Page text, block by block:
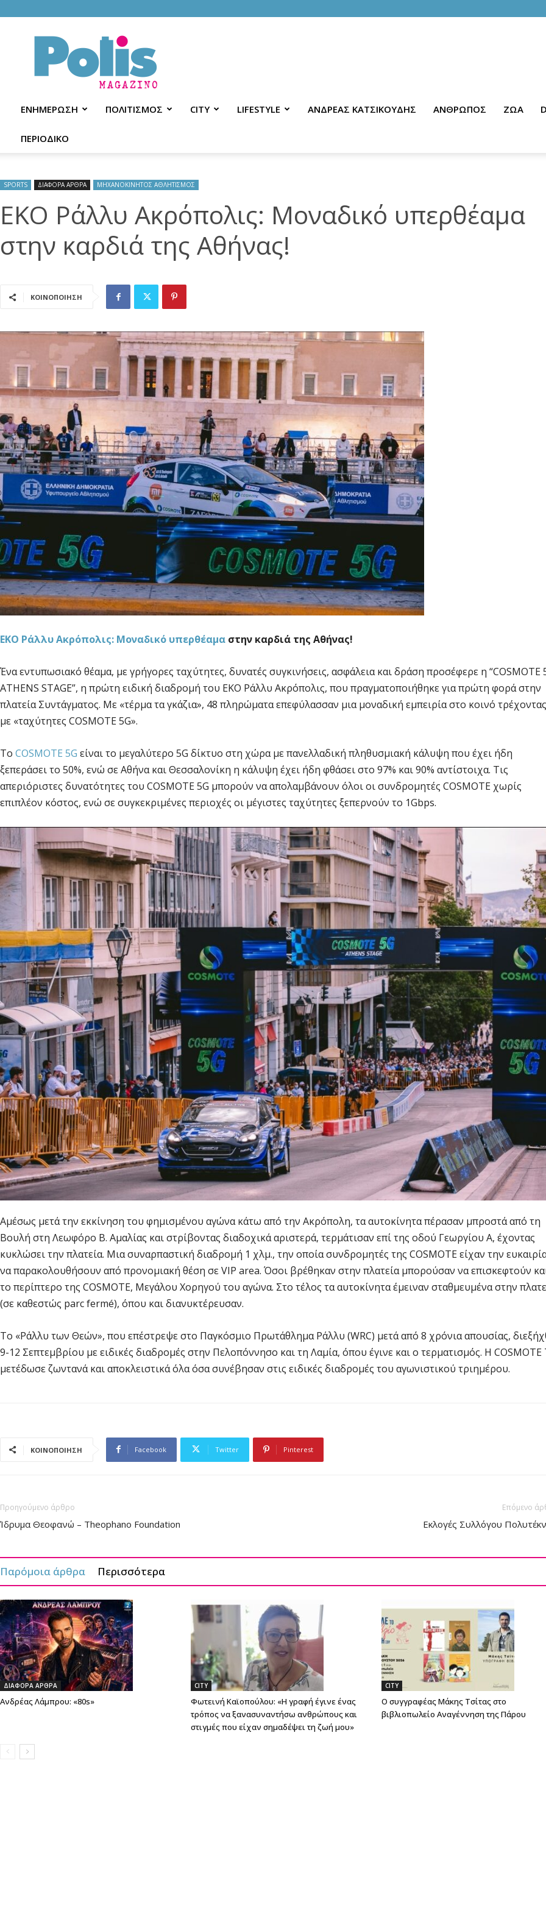
Polis
Magazino
ΕΝΗΜΕΡΩΣΗ ΠΟΛΙΤΙΣΜΟΣ CITY LIFESTYLE ΑΝΔΡΕΑΣ ΚΑΤΣΙΚΟΥΔΗΣ ΑΝΘΡΩΠΟΣ ΖΩΑ
ΠΕΡΙΟΔΙΚΟ
SPORTS ΔΙΑΦΟΡΑ ΑΡΘΡΑ ΜΗΧΑΝΟΚΙΝΗΤΟΣ ΑΘΛΗΤΙΣΜΟΣ
ΕΚΟ Ράλλυ Ακρόπολις: Μοναδικό υπερθέαμα
στην καρδιά της Αθήνας!
ΚΟΙΝΟΠΟΙΗΣΗ
ΕΚΟ Ράλλυ Ακρόπολις: Μοναδικό υπερθέαμα στην καρδιά της Αθήνας!
Ένα εντυπωσιακό θέαμα, με γρήγορες ταχύτητες, δυνατές συγκινήσεις, ασφάλεια και δράση προσέφερε η “COSMOTE
ATHENS STAGE”, η πρώτη ειδική διαδρομή του ΕΚΟ Ράλλυ Ακρόπολις, που πραγματοποιήθηκε για πρώτη φορά στην
πλατεία Συντάγματος. Με «τέρμα τα γκάζια», 48 πληρώματα επεφύλασσαν μια μοναδική εμπειρία στο κοινό τρέχοντας
με «ταχύτητες COSMOTE 5G».
Tο COSMOTE 5G είναι το μεγαλύτερο 5G δίκτυο στη χώρα με πανελλαδική πληθυσμιακή κάλυψη που έχει ήδη
ξεπεράσει το 50%, ενώ σε Αθήνα και Θεσσαλονίκη η κάλυψη έχει ήδη φθάσει στο 97% και 90% αντίστοιχα. Τις
απεριόριστες δυνατότητες του COSMOTE 5G μπορούν να απολαμβάνουν όλοι οι συνδρομητές COSMOTE χωρίς
επιπλέον κόστος, ενώ σε συγκεκριμένες περιοχές οι μέγιστες ταχύτητες ξεπερνούν το 1Gbps.
Αμέσως μετά την εκκίνηση του φημισμένου αγώνα κάτω από την Ακρόπολη, τα αυτοκίνητα πέρασαν μπροστά από τη
Βουλή στη Λεωφόρο Β. Αμαλίας και στρίβοντας διαδοχικά αριστερά, τερμάτισαν επί της οδού Γεωργίου Α, έχοντας
κυκλώσει την πλατεία. Μια συναρπαστική διαδρομή 1 χλμ., την οποία συνδρομητές της COSMOTE είχαν την
να παρακολουθήσουν από προνομιακή θέση σε VIP area. Όσοι βρέθηκαν στην πλατεία μπορούσαν να επισκεφτούν
το περίπτερο της COSMOTE, Μεγάλου Χορηγού του αγώνα. Στο τέλος τα αυτοκίνητα έμειναν σταθμευμένα στην
(σε καθεστώς parc fermé), όπου και διανυκτέρευσαν.
Το «Ράλλυ των Θεών», που επέστρεψε στο Παγκόσμιο Πρωτάθλημα Ράλλυ (WRC) μετά από 8 χρόνια απουσίας,
9-12 Σεπτεμβρίου με ειδικές διαδρομές στην Πελοπόννησο και τη Λαμία, όπου έγινε και ο τερματισμός. Η COSMOTE
μετέδωσε ζωντανά και αποκλειστικά όλα όσα συνέβησαν στις ειδικές διαδρομές του αγωνιστικού τριημέρου.
ΚΟΙΝΟΠΟΙΗΣΗ Facebook Twitter Pinterest
Προηγούμενο άρθρο
Ίδρυµα Θεοφανώ – Theophano Foundation
Επόμενο
Εκλογές Συλλόγου
Παρόμοια άρθρα Περισσότερα
ΔΙΑΦΟΡΑ ΑΡΘΡΑ
Ανδρέας Λάμπρου: «80s»
CITY
Φωτεινή Καϊοπούλου: «Η γραφή έγινε ένας
τρόπος να ξανασυναντήσω ανθρώπους και
στιγμές που είχαν σημαδέψει τη ζωή μου»
CITY
Ο συγγραφέας Μάκης Τσίτας στο
βιβλιοπωλείο Αναγέννηση της Πάρου